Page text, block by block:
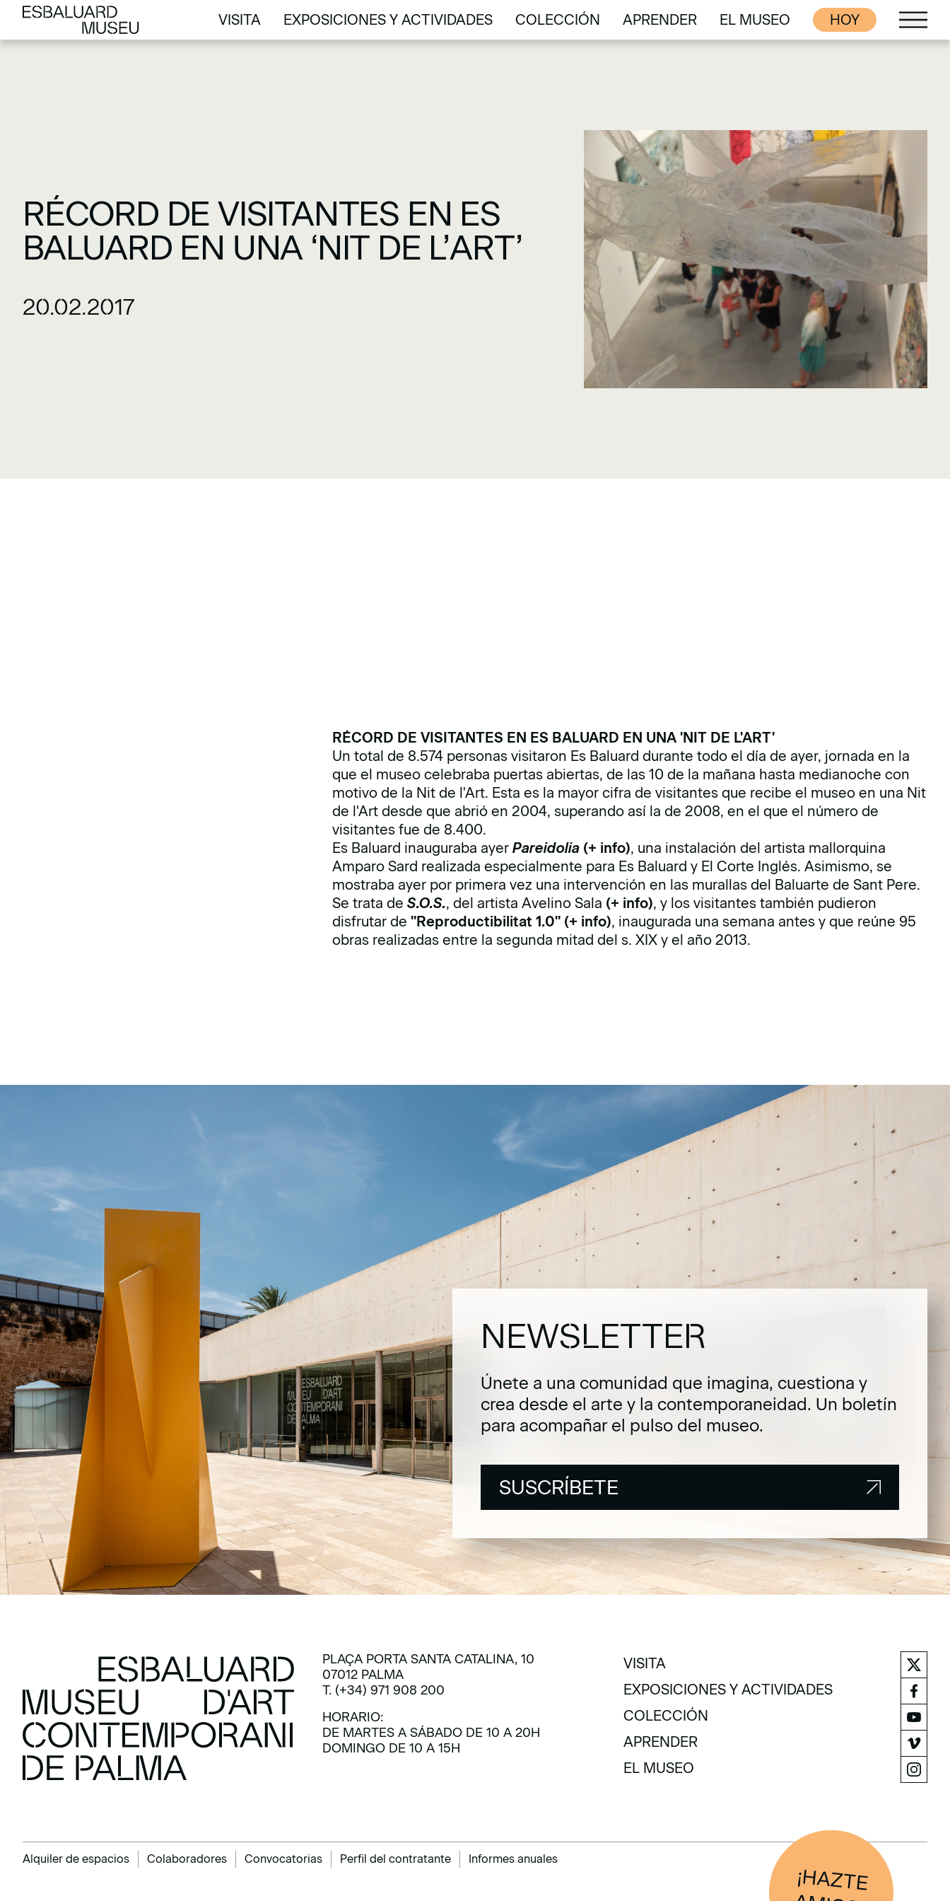
VISITA
VISITA
EXPOSICIONES Y ACTIVIDADES
EXPOSICIONES Y ACTIVIDADES
COLECCIÓN
COLECCIÓN
APRENDER
APRENDER
EL MUSEO
EL MUSEO
HOY
RÉCORD DE VISITANTES EN ES
BALUARD EN UNA ‘NIT DE L’ART’
20.02.2017
RÉCORD DE VISITANTES EN ES BALUARD EN UNA 'NIT DE L'ART'
Un total de 8.574 personas visitaron Es Baluard durante todo el día de ayer, jornada en la
que el museo celebraba puertas abiertas, de las 10 de la mañana hasta medianoche con
motivo de la Nit de l'Art. Esta es la mayor cifra de visitantes que recibe el museo en una Nit
de l'Art desde que abrió en 2004, superando así la de 2008, en el que el número de
visitantes fue de 8.400.
Es Baluard inauguraba ayerPareidolia (+ info), una instalación del artista mallorquina
Amparo Sard realizada especialmente para Es Baluard y El Corte Inglés. Asimismo, se
mostraba ayer por primera vez una intervención en las murallas del Baluarte de Sant Pere.
Se trata deS.O.S., del artista Avelino Sala (+ info), y los visitantes también pudieron
disfrutar de"Reproductibilitat 1.0" (+ info), inaugurada una semana antes y que reúne 95
obras realizadas entre la segunda mitad del s. XIX y el año 2013.
NEWSLETTER
Únete a una comunidad que imagina, cuestiona y
crea desde el arte y la contemporaneidad. Un boletín
para acompañar el pulso del museo.
SUSCRÍBETE
PLAÇA PORTA SANTA CATALINA, 10
07012 PALMA
T. (+34) 971 908 200
HORARIO:
DE MARTES A SÁBADO DE 10 A 20H
DOMINGO DE 10 A 15H
VISITA
VISITA
EXPOSICIONES Y ACTIVIDADES
EXPOSICIONES Y ACTIVIDADES
COLECCIÓN
COLECCIÓN
APRENDER
APRENDER
EL MUSEO
Alquiler de espacios Colaboradores Convocatorias Perfil del contratante Informes anuales
¡H
AZTE
IG
O